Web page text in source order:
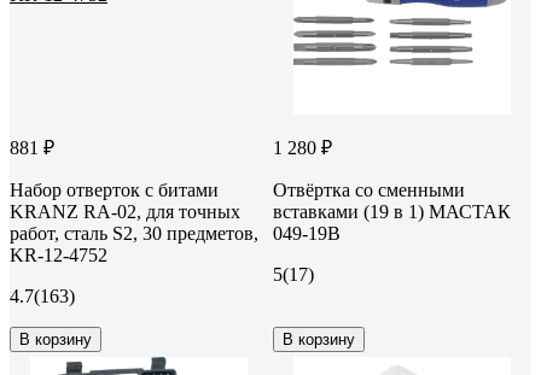
881 ₽
Набор отверток с битами
KRANZ RA-02, для точных
работ, сталь S2, 30 предметов,
KR-12-4752
4.7(163)
В корзину
1 280 ₽
Отвёртка со сменными
вставками (19 в 1) МАСТАК
049-19B
5(17)
В корзину